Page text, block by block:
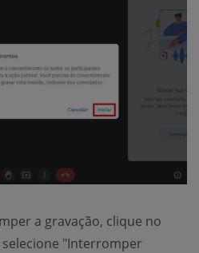
a gravação, clique no
"Interromper